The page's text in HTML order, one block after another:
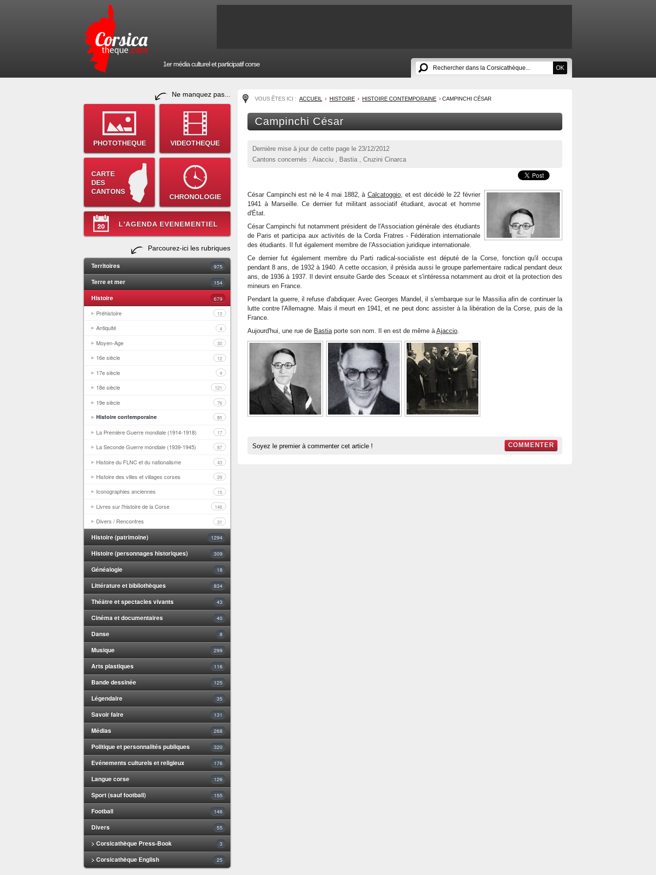
1er média culturel et participatif corse
Ne manquez pas...
PHOTOTHEQUE VIDEOTHEQUE
CARTE
DES
CANTONS
CHRONOLOGIE
L'AGENDA EVENEMENTIEL
Parcourez-ici les rubriques
Territoires 975
Terre et mer 154
Histoire 679
Préhistoire 13
Antiquité 4
Moyen-Age 30
16e siècle 12
17e siècle 4
18e siècle 121
19e siècle 76
Histoire contemporaine 51
La Première Guerre mondiale (1914-1918) 17
La Seconde Guerre mondiale (1939-1945) 87
Histoire du FLNC et du nationalisme 43
Histoire des villes et villages corses 29
Iconographies anciennes 15
Livres sur l'histoire de la Corse 146
Divers / Rencontres 31
Histoire (patrimoine) 1294
Histoire (personnages historiques) 309
Généalogie 18
Littérature et bibliothèques 834
Théâtre et spectacles vivants 43
Cinéma et documentaires 40
Danse 8
Musique 299
Arts plastiques 116
Bande dessinée 125
Légendaire 35
Savoir faire 131
Médias 268
Politique et personnalités publiques 320
Evénements culturels et religieux 176
Langue corse 126
Sport (sauf football) 155
Football 146
Divers 55
> Corsicathèque Press-Book 3
> Corsicathèque English 25
VOUS ÊTES ICI : ACCUEIL HISTOIRE HISTOIRE CONTEMPORAINE CAMPINCHI CÉSAR
Campinchi César
Dernière mise à jour de cette page le 23/12/2012
Cantons concernés : Aiacciu , Bastia , Cruzini Cinarca
César Campinchi est né le 4 mai 1882, à Calcatoggio, et est décédé le 22 février
1941 à Marseille. Ce dernier fut militant associatif étudiant, avocat et homme
d'État.
César Campinchi fut notamment président de l'Association générale des étudiants
de Paris et participa aux activités de la Corda Fratres - Fédération internationale
des étudiants. Il fut également membre de l'Association juridique internationale.
Ce dernier fut également membre du Parti radical-socialiste est député de la Corse, fonction qu'il occupa
pendant 8 ans, de 1932 à 1940. A cette occasion, il présida aussi le groupe parlementaire radical pendant deux
ans, de 1936 à 1937. Il devint ensuite Garde des Sceaux et s'intéressa notamment au droit et la protection des
mineurs en France.
Pendant la guerre, il refuse d'abdiquer. Avec Georges Mandel, il s'embarque sur le Massilia afin de continuer la
lutte contre l'Allemagne. Mais il meurt en 1941, et ne peut donc assister à la libération de la Corse, puis de la
France.
Aujourd'hui, une rue de Bastiaporte son nom. Il en est de même àAjaccio.
Soyez le premier à commenter cet article ! COMMENTER